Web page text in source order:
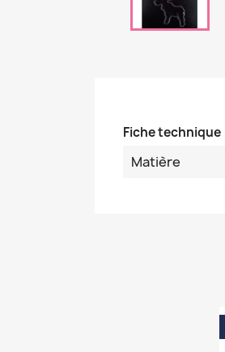
Fiche technique
Matière